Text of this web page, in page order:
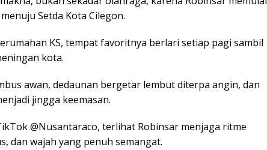
Setda Kota Cilegon.
KS, tempat favoritnya berlari setiap pagi sambil
kota.
awan, dedaunan bergetar lembut diterpa angin, dan
jingga keemasan.
@Nusantaraco, terlihat Robinsar menjaga ritme
dan wajah yang penuh semangat.